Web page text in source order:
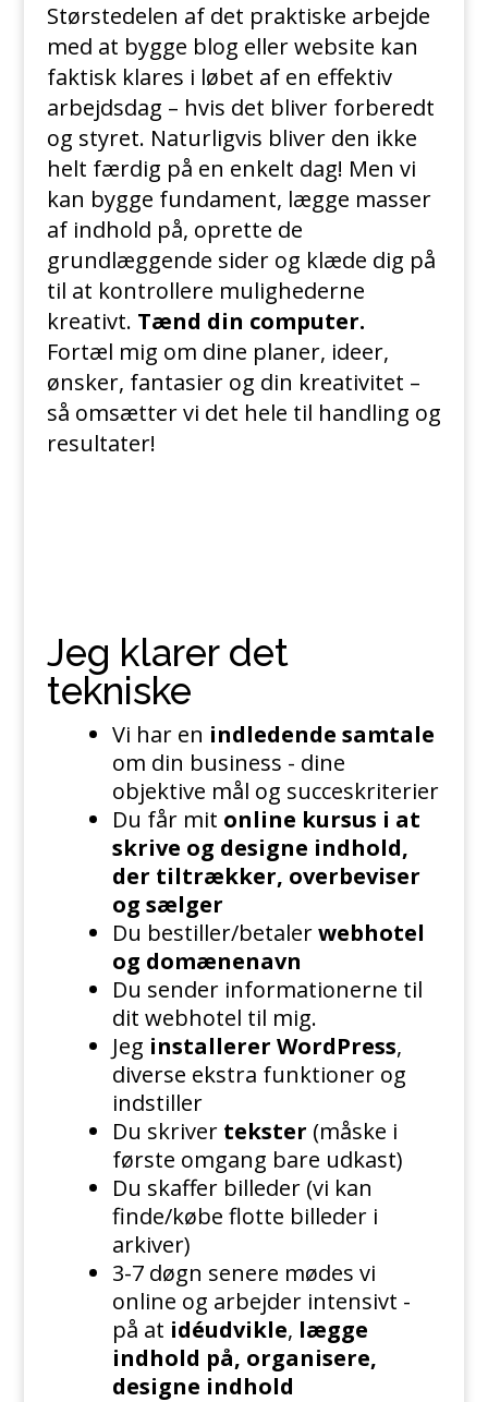
Størstedelen af det praktiske arbejde
med at bygge blog eller website kan
faktisk klares i løbet af en effektiv
arbejdsdag – hvis det bliver forberedt
og styret. Naturligvis bliver den ikke
helt færdig på en enkelt dag! Men vi
kan bygge fundament, lægge masser
af indhold på, oprette de
grundlæggende sider og klæde dig på
til at kontrollere mulighederne
kreativt. Tænd din computer.
Fortæl mig om dine planer, ideer,
ønsker, fantasier og din kreativitet –
så omsætter vi det hele til handling og
resultater!
Jeg klarer det
tekniske
Vi har en indledende samtale
om din business - dine
objektive mål og succeskriterier
Du får mit online kursus i at
skrive og designe indhold,
der tiltrækker, overbeviser
og sælger
Du bestiller/betalerwebhotel
og domænenavn
Du sender informationerne til
dit webhotel til mig.
Jeg installerer WordPress,
diverse ekstra funktioner og
indstiller
Du skriver tekster (måske i
første omgang bare udkast)
Du skaffer billeder (vi kan
finde/købe flotte billeder i
arkiver)
3-7 døgn senere mødes vi
online og arbejder intensivt -
på at idéudvikle, lægge
indhold på, organisere,
designe indhold